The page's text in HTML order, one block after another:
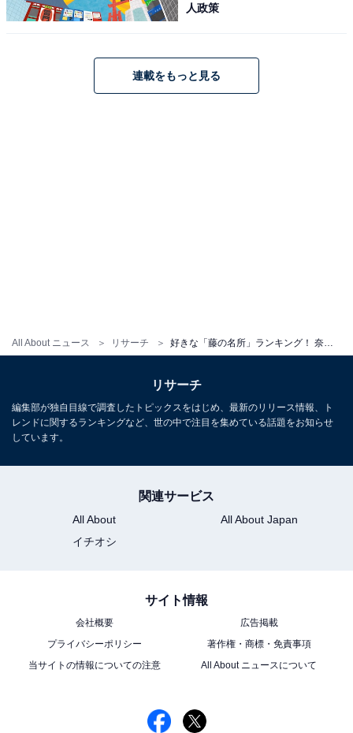
All About ニュース リサーチ 好きな「藤の名所」ランキング！ 奈良県「春日大社 神苑・萬葉植物園」を抑えた1位は？
人政策
連載をもっと見る
リサーチ
編集部が独自目線で調査したトピックスをはじめ、最新のリリース情報、ト
レンドに関するランキングなど、世の中で注目を集めている話題をお知らせ
しています。
関連サービス
All About
All About Japan
イチオシ
サイト情報
会社概要
広告掲載
プライバシーポリシー
著作権・商標・免責事項
当サイトの情報についての注意
All About ニュースについて